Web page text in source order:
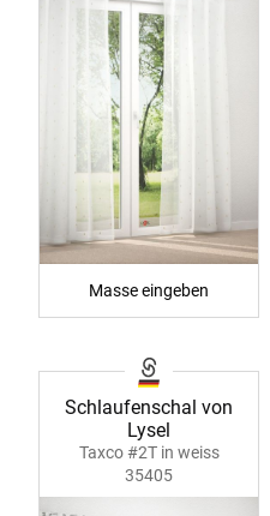
Masse eingeben
Schlaufenschal von
Lysel
Taxco #2T in weiss
35405